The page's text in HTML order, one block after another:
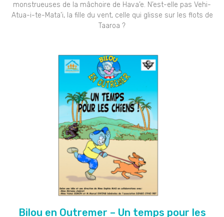
monstrueuses de la mâchoire de Hava’e. N’est-elle pas Vehi-
Atua-i-te-Mata’i, la fille du vent, celle qui glisse sur les flots de
Taaroa ?
Bilou en Outremer – Un temps pour les